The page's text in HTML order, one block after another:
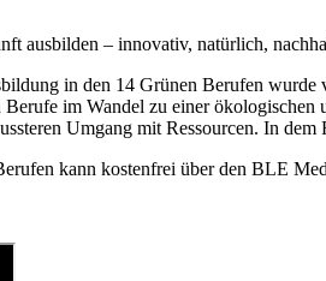
ausbilden – innovativ, natürlich,
in den 14 Grünen Berufen
im Wandel zu einer ökologischen
Umgang mit Ressourcen. In
kann kostenfrei über den BLE